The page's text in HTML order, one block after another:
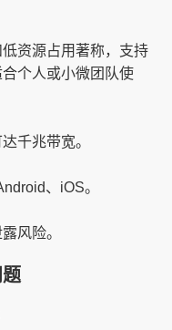
资源占用著称，支持
个人或小微团队使
千兆带宽。
、iOS。
风险。